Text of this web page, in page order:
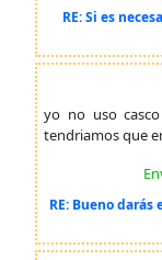
RE: Si es
yo no uso
tendriamos que
RE: Bueno darás